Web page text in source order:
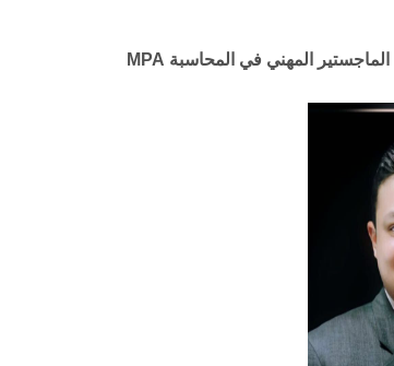
الماجستير المهني في المحاسبة MPA